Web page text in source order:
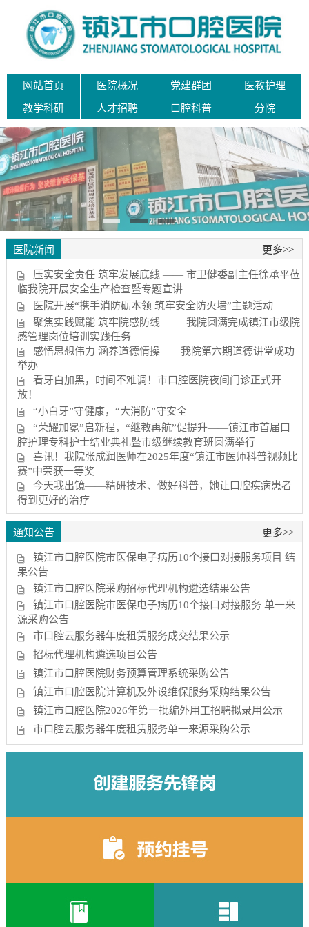
网站首页 医院概况 党建群团 医教护理
教学科研 人才招聘 口腔科普 分院
医院新闻 更多>>
压实安全责任 筑牢发展底线 —— 市卫健委副主任徐承平莅
临我院开展安全生产检查暨专题宣讲
医院开展“携手消防砺本领 筑牢安全防火墙”主题活动
聚焦实践赋能 筑牢院感防线 —— 我院圆满完成镇江市级院
感管理岗位培训实践任务
感悟思想伟力 涵养道德情操——我院第六期道德讲堂成功
举办
看牙白加黑，时间不难调！市口腔医院夜间门诊正式开
放！
“小白牙”守健康，“大消防”守安全
“荣耀加冕”启新程，“继教再航”促提升——镇江市首届口
腔护理专科护士结业典礼暨市级继续教育班圆满举行
喜讯！我院张成润医师在2025年度“镇江市医师科普视频比
赛”中荣获一等奖
今天我出镜——精研技术、做好科普，她让口腔疾病患者
得到更好的治疗
通知公告 更多>>
镇江市口腔医院市医保电子病历10个接口对接服务项目 结
果公告
镇江市口腔医院采购招标代理机构遴选结果公告
镇江市口腔医院市医保电子病历10个接口对接服务 单一来
源采购公告
市口腔云服务器年度租赁服务成交结果公示
招标代理机构遴选项目公告
镇江市口腔医院财务预算管理系统采购公告
镇江市口腔医院计算机及外设维保服务采购结果公告
镇江市口腔医院2026年第一批编外用工招聘拟录用公示
市口腔云服务器年度租赁服务单一来源采购公示